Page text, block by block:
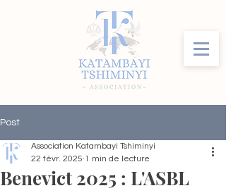
Post
Benevict 2025 : L'ASBL
Association Katambayi Tshiminyi
22 févr. 2025 1 min de lecture